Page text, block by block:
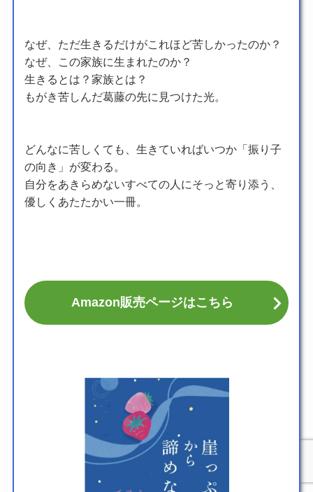
なぜ、ただ生きるだけがこれほど苦しかったのか？
なぜ、この家族に生まれたのか？
生きるとは？家族とは？
もがき苦しんだ葛藤の先に見つけた光。
どんなに苦しくても、生きていればいつか「振り子
の向き」が変わる。
自分をあきらめないすべての人にそっと寄り添う、
優しくあたたかい一冊。
Amazon販売ページはこちら